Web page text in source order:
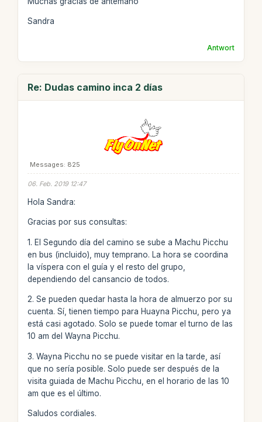
Sandra
Antwort
Re: Dudas camino inca 2 días
Messages: 825
06. Feb. 2019 12:47
Hola Sandra:
Gracias por sus consultas:
1. El Segundo día del camino se sube a Machu Picchu
en bus (incluido), muy temprano. La hora se coordina
la víspera con el guía y el resto del grupo,
dependiendo del cansancio de todos.
2. Se pueden quedar hasta la hora de almuerzo por su
cuenta. Sí, tienen tiempo para Huayna Picchu, pero ya
está casi agotado. Solo se puede tomar el turno de las
10 am del Wayna Picchu.
3. Wayna Picchu no se puede visitar en la tarde, así
que no sería posible. Solo puede ser después de la
visita guiada de Machu Picchu, en el horario de las 10
am que es el último.
Saludos cordiales.